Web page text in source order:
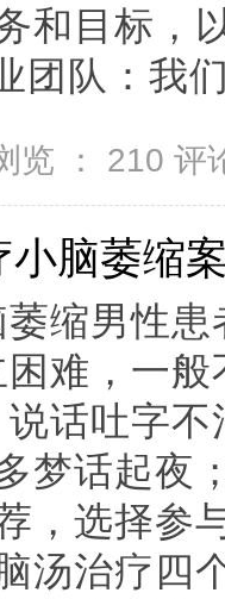
和目标，
团队：我
览 ： 210 评
小脑萎缩
萎缩男性
困难，一
说话吐字
梦话起夜
，选择参
汤治疗四